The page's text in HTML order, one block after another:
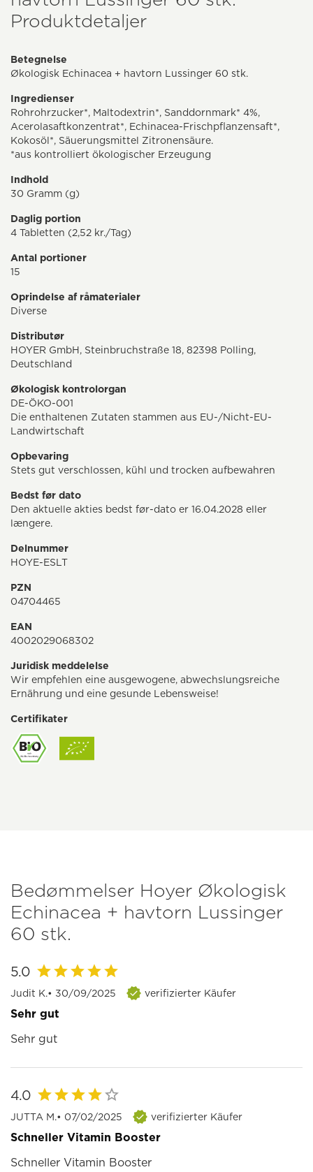
Produktdetaljer
Betegnelse
Økologisk Echinacea + havtorn Lussinger 60 stk.
Ingredienser
Rohrohrzucker*, Maltodextrin*, Sanddornmark* 4%,
Acerolasaftkonzentrat*, Echinacea-Frischpflanzensaft*,
Kokosöl*, Säuerungsmittel Zitronensäure.
*aus kontrolliert ökologischer Erzeugung
Indhold
30 Gramm (g)
Daglig portion
4 Tabletten (2,52 kr./Tag)
Antal portioner
15
Oprindelse af råmaterialer
Diverse
Distributør
HOYER GmbH, Steinbruchstraße 18, 82398 Polling,
Deutschland
Økologisk kontrolorgan
DE-ÖKO-001
Die enthaltenen Zutaten stammen aus EU-/Nicht-EU-
Landwirtschaft
Opbevaring
Stets gut verschlossen, kühl und trocken aufbewahren
Bedst før dato
Den aktuelle akties bedst før-dato er 16.04.2028 eller
længere.
Delnummer
HOYE-ESLT
PZN
04704465
EAN
4002029068302
Juridisk meddelelse
Wir empfehlen eine ausgewogene, abwechslungsreiche
Ernährung und eine gesunde Lebensweise!
Certifikater
Bedømmelser Hoyer Økologisk
Echinacea + havtorn Lussinger
60 stk.
5.0
Judit K.• 30/09/2025 verifizierter Käufer
Sehr gut
Sehr gut
4.0
JUTTA M.• 07/02/2025 verifizierter Käufer
Schneller Vitamin Booster
Schneller Vitamin Booster